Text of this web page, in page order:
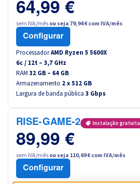
64,99 €
sem IVA/mês ou seja 79,94 € com IVA/mês
Configurar
ProcessadorAMD Ryzen 5 5600X
6c / 12t – 3,7 GHz
RAM 32 GB – 64 GB
Armazenamento 2 x 512 GB
Largura de banda pública 3 Gbps
RISE-GAME-2 Instalação gratuita
89,99 €
sem IVA/mês ou seja 110,69 € com IVA/mês
Configurar